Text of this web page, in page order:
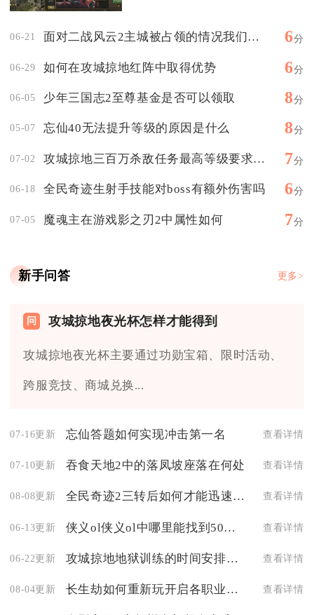
06-21 面对二战风云2主城被占领的情况我们的应对方式有哪些 6分
06-29 如何在攻城掠地红阵中取得优势 6分
06-05 少年三国志2至尊基金是否可以领取 8分
05-07 忘仙40无法提升等级的原因是什么 8分
07-02 攻城掠地三百万杀敌任务最高等级要求是多少 7分
06-18 全民奇迹生射手技能对boss有额外伤害吗 6分
07-05 魔魂主在游戏影之刃2中属性如何 7分
新手问答 更多>
攻城掠地夜光杯怎样才能得到
攻城掠地夜光杯主要通过功勋宝箱、限时活动、
跨服竞技、商城兑换...
07-16更新 忘仙答题如何实现冲击第一名 查看详情
07-10更新 吞食天地2中的落凤坡座落在何处 查看详情
08-08更新 全民奇迹2三转后如何才能迅速提高等级 查看详情
06-13更新 侠义ol侠义ol中哪里能找到50级套装信物 查看详情
06-22更新 攻城掠地地狱训练的时间安排是怎样的 查看详情
08-04更新 长生劫如何重新玩开启各职业之旅 查看详情